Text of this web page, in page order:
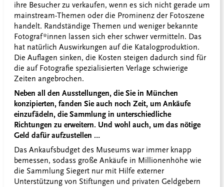
ihre Besucher zu verkaufen, wenn es sich nicht gerade um
mainstream-Themen oder die Prominenz der Fotoszene
handelt. Randständige Themen und weniger bekannte
Fotograf*innen lassen sich eher schwer vermitteln. Das
hat natürlich Auswirkungen auf die Katalogproduktion.
Die Auflagen sinken, die Kosten steigen dadurch sind für
die auf Fotografie spezialisierten Verlage schwierige
Zeiten angebrochen.
Neben all den Ausstellungen, die Sie in München
konzipierten, fanden Sie auch noch Zeit, um Ankäufe
einzufädeln, die Sammlung in unterschiedliche
Richtungen zu erweitern. Und wohl auch, um das nötige
Geld dafür aufzustellen …
Das Ankaufsbudget des Museums war immer knapp
bemessen, sodass große Ankäufe in Millionenhöhe wie
die Sammlung Siegert nur mit Hilfe externer
Unterstützung von Stiftungen und privaten Geldgebern